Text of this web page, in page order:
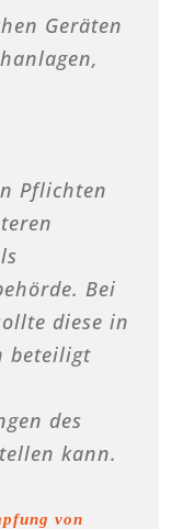
Geräten
Pflichten
Bei
diese in
beteiligt
des
kann.
von